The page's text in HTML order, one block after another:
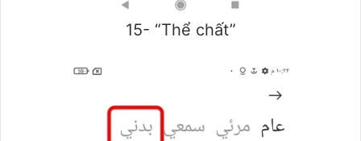
15- “Thể chất”